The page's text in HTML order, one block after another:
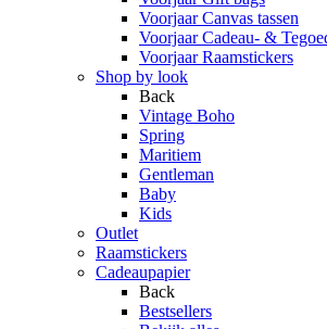
Voorjaar Canvas tassen
Voorjaar Cadeau- &
Voorjaar Raamstickers
Shop by look
Back
Vintage Boho
Spring
Maritiem
Gentleman
Baby
Kids
Outlet
Raamstickers
Cadeaupapier
Back
Bestsellers